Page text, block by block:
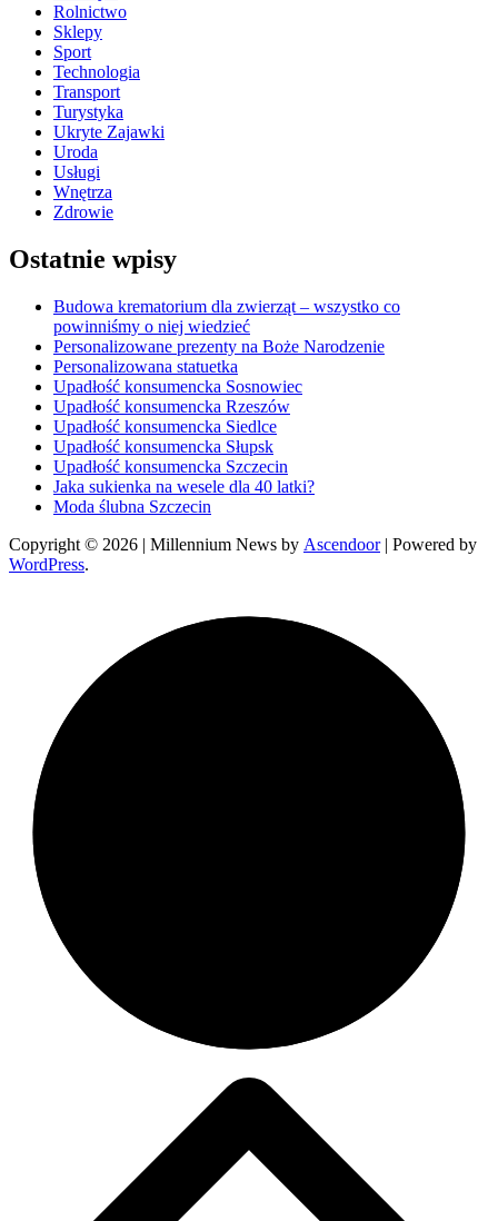
Rolnictwo
Sklepy
Sport
Technologia
Transport
Turystyka
Ukryte Zajawki
Uroda
Usługi
Wnętrza
Zdrowie
Ostatnie wpisy
Budowa krematorium dla zwierząt – wszystko co
powinniśmy o niej wiedzieć
Personalizowane prezenty na Boże Narodzenie
Personalizowana statuetka
Upadłość konsumencka Sosnowiec
Upadłość konsumencka Rzeszów
Upadłość konsumencka Siedlce
Upadłość konsumencka Słupsk
Upadłość konsumencka Szczecin
Jaka sukienka na wesele dla 40 latki?
Moda ślubna Szczecin
Copyright © 2026 | Millennium News by Ascendoor| Powered by
WordPress.